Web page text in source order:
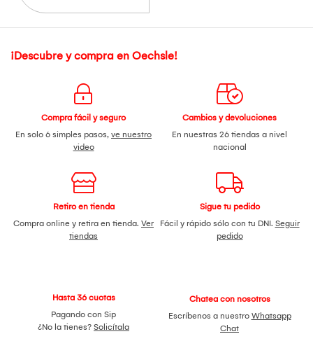
¡Descubre y compra en Oechsle!
Compra fácil y seguro
En solo 6 simples pasos, ve nuestro
video
Cambios y devoluciones
En nuestras 26 tiendas a nivel
nacional
Retiro en tienda
Compra online y retira en tienda. Ver
tiendas
Sigue tu pedido
Fácil y rápido sólo con tu DNI. Seguir
pedido
Hasta 36 cuotas
Pagando con Sip
¿No la tienes? Solicítala
Chatea con nosotros
Escríbenos a nuestro Whatsapp
Chat